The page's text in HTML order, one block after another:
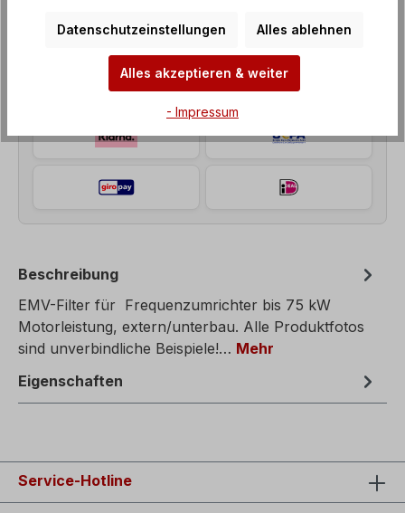
Beschreibung
EMV-Filter für Frequenzumrichter bis 75 kW
Motorleistung, extern/unterbau. Alle Produktfotos
sind unverbindliche Beispiele!… Mehr
Eigenschaften
Service-Hotline
Datenschutzeinstellungen Alles ablehnen
Alles akzeptieren & weiter
- Impressum